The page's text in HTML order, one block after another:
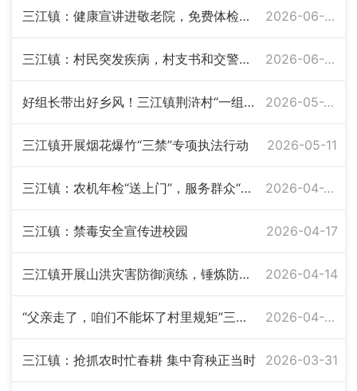
三江镇：健康宣讲进敬老院，免费体检暖人心 2026-06-09
三江镇：村民突发疾病，村支书和交警接力救援 2026-06-09
好组长带出好乡风！三江镇荆浒村“一组带动一片” 2026-05-27
三江镇开展烟花爆竹“三禁”专项执法行动 2026-05-11
三江镇：农机年检“送上门”，服务群众“零距离” 2026-04-28
三江镇：禁毒安全宣传进校园 2026-04-17
三江镇开展山洪灾害防御演练，锤炼防汛“实战力” 2026-04-14
“父亲走了，咱们不能坏了村里规矩”三江镇村干部简办丧事树新风 2026-04-03
三江镇：抢抓农时忙春耕 集中育秧正当时 2026-03-31